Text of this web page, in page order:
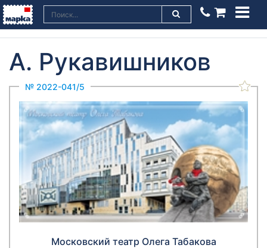
А. Рукавишников
№ 2022-041/5
Московский театр Олега Табакова